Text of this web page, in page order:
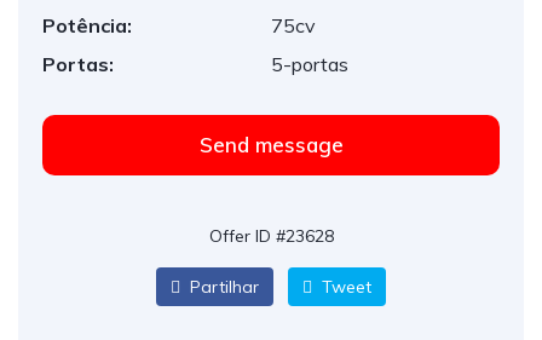
Potência:
75cv
Portas:
5-portas
Send message
Offer ID #23628
Partilhar Tweet